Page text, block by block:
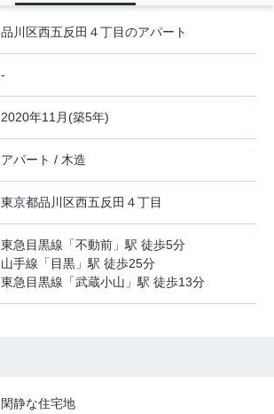
品川区西五反田４丁目のアパート
-
2020年11月(築5年)
アパート / 木造
東京都品川区西五反田 ４丁目
東急目黒線 「不動前 」駅 徒歩5分
山手線 「 目黒 」駅 徒歩25分
東急目黒線 「武蔵小山 」駅 徒歩13分
閑静な住宅地